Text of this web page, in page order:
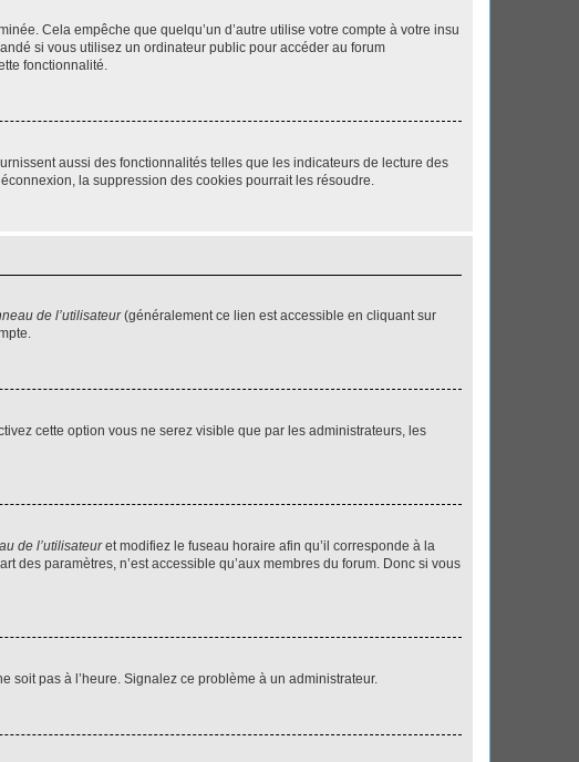
Cela empêche que quelqu’un d’autre utilise votre compte à votre insu
si vous utilisez un ordinateur public pour accéder au forum
fonctionnalité.
aussi des fonctionnalités telles que les indicateurs de lecture des
la suppression des cookies pourrait les résoudre.
de l’utilisateur(généralement ce lien est accessible en cliquant sur
cette option vous ne serez visible que par les administrateurs, les
de l’utilisateuret modifiez le fuseau horaire afin qu’il corresponde à la
des paramètres, n’est accessible qu’aux membres du forum. Donc si vous
soit pas à l’heure. Signalez ce problème à un administrateur.